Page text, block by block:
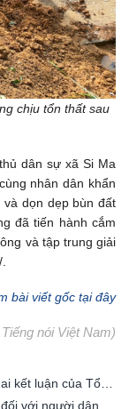
chịu tổn thất sau
dân sự xã Si Ma
nhân dân khẩn
dọn dẹp bùn đất
đã tiến hành cắm
và tập trung giải
bài viết gốc tại đây
nói Việt Nam)